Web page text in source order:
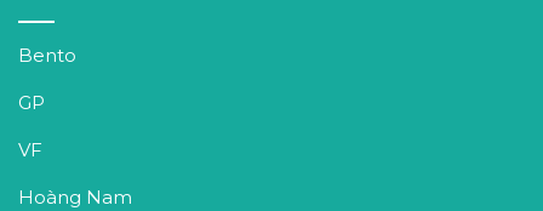
Bento
GP
VF
Hoàng Nam